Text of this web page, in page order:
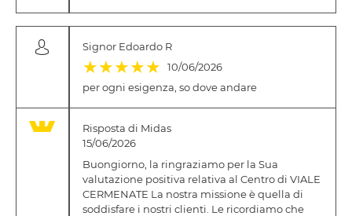
Signor Edoardo R
(*)
★ (*)
★ (*)
★ (*)
★ (*)
★
10/06/2026
per ogni esigenza, so dove andare
Risposta di Midas
15/06/2026
Buongiorno, la ringraziamo per la Sua
valutazione positiva relativa al Centro di VIALE
CERMENATE La nostra missione è quella di
soddisfare i nostri clienti. Le ricordiamo che